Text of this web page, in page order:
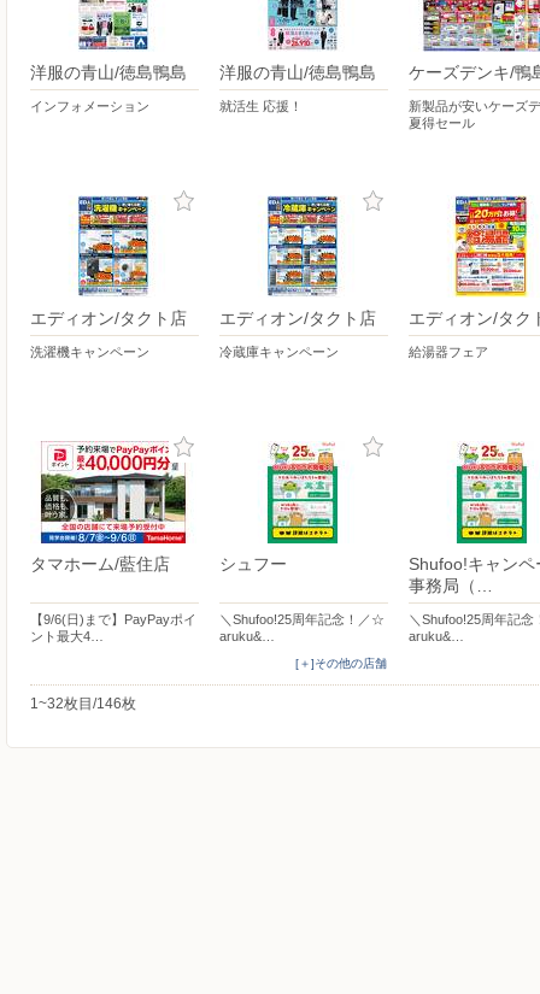
洋服の青山/徳島鴨島
インフォメーション
洋服の青山/徳島鴨島
就活生 応援！
ケーズデンキ/鴨
新製品が安いケーズ
夏得セール
エディオン/タクト店
洗濯機キャンペーン
エディオン/タクト店
冷蔵庫キャンペーン
エディオン/タク
給湯器フェア
タマホーム/藍住店
【9/6(日)まで】PayPayポイ
ント最大4…
シュフー
＼Shufoo!25周年記念！／☆
aruku&…
[＋]その他の店舗
Shufoo!キャンペ
事務局（…
＼Shufoo!25周年記
aruku&…
1~32枚目/146枚